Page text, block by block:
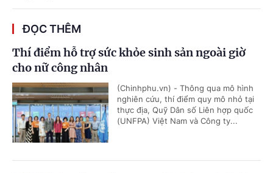
ĐỌC THÊM
Thí điểm hỗ trợ sức khỏe sinh sản ngoài giờ
cho nữ công nhân
(Chinhphu.vn) - Thông qua mô hình
nghiên cứu, thí điểm quy mô nhỏ tại
thực địa, Quỹ Dân số Liên hợp quốc
(UNFPA) Việt Nam và Công ty...